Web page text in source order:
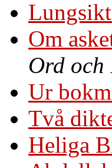
Om
Ord
Ur
Två
Heliga